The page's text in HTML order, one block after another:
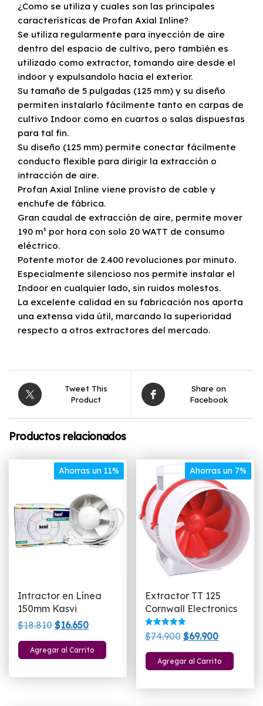
¿Como se utiliza y cuales son las principales
características de Profan Axial Inline?
Se utiliza regularmente para inyección de aire
dentro del espacio de cultivo, pero también es
utilizado como extractor, tomando aire desde el
indoor y expulsandolo hacia el exterior.
Su tamaño de 5 pulgadas (125 mm) y su diseño
permiten instalarlo fácilmente tanto en carpas de
cultivo Indoor como en cuartos o salas dispuestas
para tal fin.
Su diseño (125 mm) permite conectar fácilmente
conducto flexible para dirigir la extracción o
intracción de aire.
Profan Axial Inline viene provisto de cable y
enchufe de fábrica.
Gran caudal de extracción de aire, permite mover
190 m³ por hora con solo 20 WATT de consumo
eléctrico.
Potente motor de 2.400 revoluciones por minuto.
Especialmente silencioso nos permite instalar el
Indoor en cualquier lado, sin ruidos molestos.
La excelente calidad en su fabricación nos aporta
una extensa vida útil, marcando la superioridad
respecto a otros extractores del mercado.
Tweet This
Product
Share on
Facebook
Productos relacionados
Ahorras un 11%
Intractor en Línea
150mm Kasvi
$18.810 El
precio
original
$16.650El
precio
actual
Agregar al Carrito
Ahorras un 7%
Extractor TT 125
Cornwall Electronics
Valorado
con
de 5
$74.900El
precio
original
$69.900El
precio
actual
Agregar al Carrito